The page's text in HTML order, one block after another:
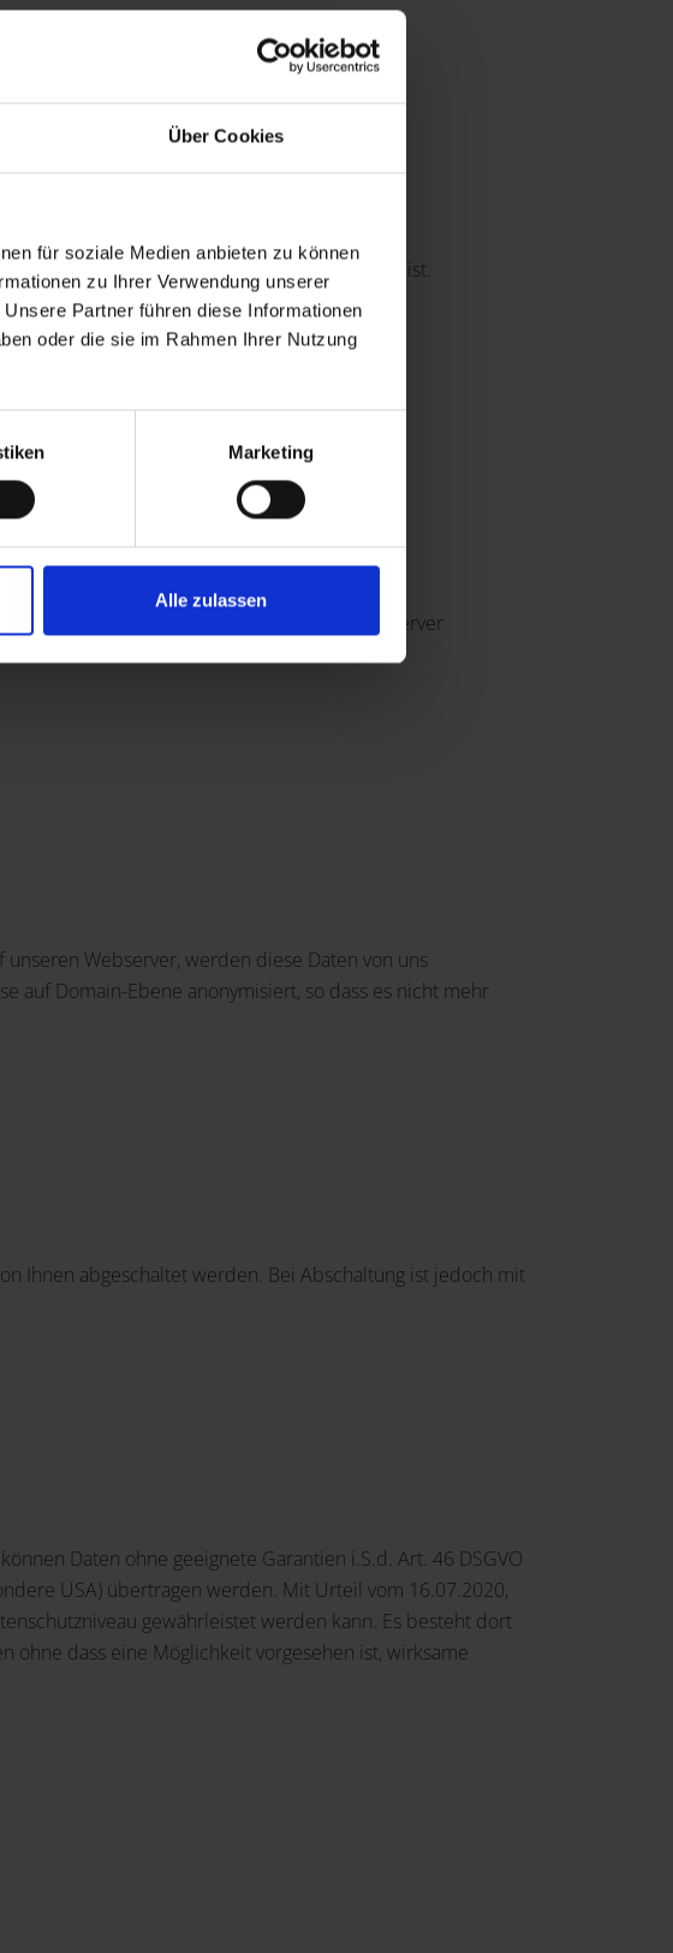
Über Cookies
für soziale Medien anbieten zu können
zu Ihrer Verwendung unserer
Partner führen diese Informationen
oder die sie im Rahmen Ihrer Nutzung
Marketing
Alle zulassen
zur Aufgabenerfüllung erforderlich ist.
Daten an unseren Webserver.
Ihrem Internetbrowser und unserem Webserver
Webserver, werden diese Daten von uns
auf Domain-Ebene anonymisiert, so dass es nicht mehr
Ihnen abgeschaltet werden. Bei Abschaltung ist jedoch mit
Daten ohne geeignete Garantien i.S.d. Art. 46 DSGVO
USA) übertragen werden. Mit Urteil vom 16.07.2020,
gewährleistet werden kann. Es besteht dort
ohne dass eine Möglichkeit vorgesehen ist, wirksame